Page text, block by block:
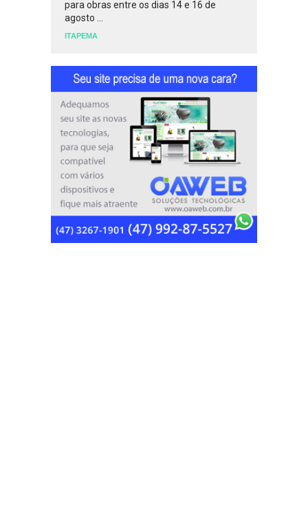
para obras entre os dias 14 e 16 de
agosto ...
ITAPEMA